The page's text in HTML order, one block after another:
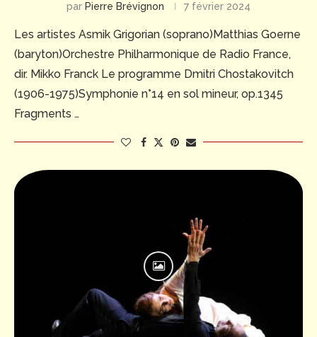
par Pierre Brévignon 7 février 2024
Les artistes Asmik Grigorian (soprano)Matthias Goerne
(baryton)Orchestre Philharmonique de Radio France,
dir. Mikko Franck Le programme Dmitri Chostakovitch
(1906-1975)Symphonie n°14 en sol mineur, op.1345
Fragments …